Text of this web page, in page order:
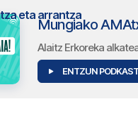
eta arrantza
Alaitz Erkoreka
ENTZUN